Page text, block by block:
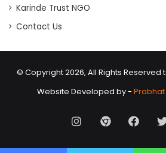
Karinde Trust NGO
Contact Us
© Copyright 2026, All Rights
Website Developed by -
Instagram
AD
Event